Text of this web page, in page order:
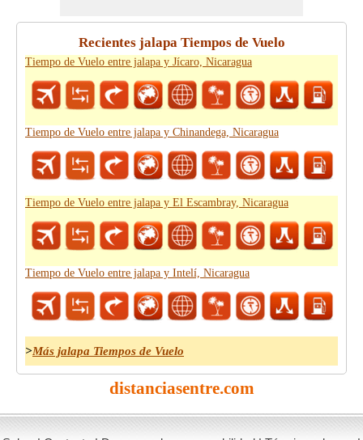
Recientes jalapa Tiempos de Vuelo
Tiempo de Vuelo entre jalapa y Jícaro, Nicaragua
Tiempo de Vuelo entre jalapa y Chinandega, Nicaragua
Tiempo de Vuelo entre jalapa y El Escambray, Nicaragua
Tiempo de Vuelo entre jalapa y Intelí, Nicaragua
>Más jalapa Tiempos de Vuelo
distanciasentre.com